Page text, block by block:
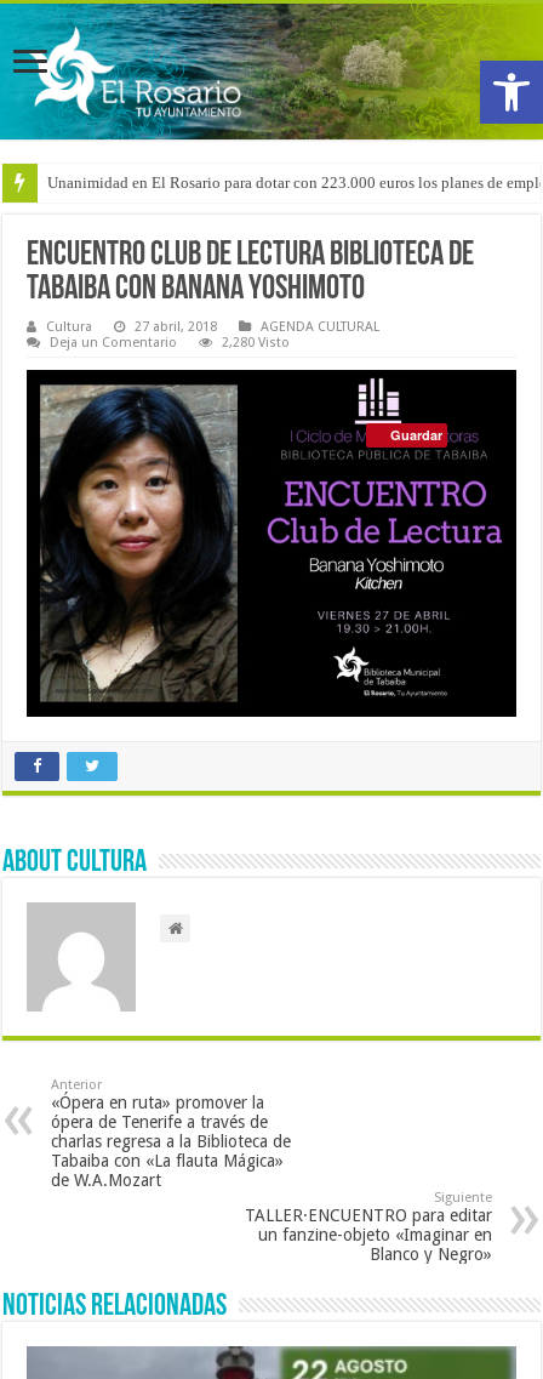
Abrir
Unanimidad en El Rosario para dotar con 223.000 euros los planes de
Arranca la reforma del CEIP San Isidro con las demoliciones para la
Encuentro Club de Lectura Biblioteca de
Tabaiba con Banana Yoshimoto
Cultura 27 abril, 2018
AGENDA CULTURAL
Deja un Comentario
2,280 Visto
Guardar
About Cultura
Anterior
«Ópera en ruta» promover la
ópera de Tenerife a través de
charlas regresa a la Biblioteca de
Tabaiba con «La flauta Mágica»
de W.A.Mozart
Siguiente
TALLER·ENCUENTRO para editar
un fanzine-objeto «Imaginar en
Blanco y Negro»
Noticias Relacionadas